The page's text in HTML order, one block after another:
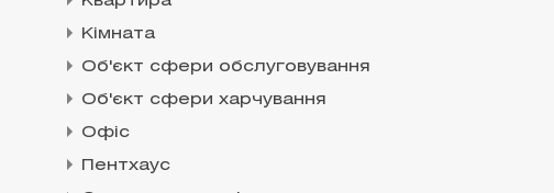
Кімната
Об'єкт сфери обслуговування
Об'єкт сфери харчування
Офіс
Пентхаус